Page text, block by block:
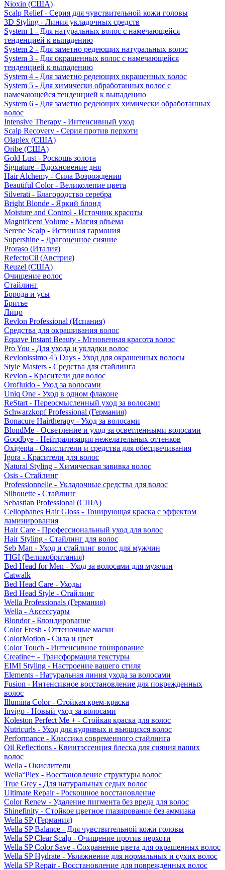
Nioxin (США)
Scalp Relief - Серия для чувствительной кожи головы
3D Styling - Линия укладочных средств
System 1 - Для натуральных волос с намечающейся
тенденцией к выпадению
System 2 - Для заметно редеющих натуральных волос
System 3 - Для окрашенных волос с намечающейся
тенденцией к выпадению
System 4 - Для заметно редеющих окрашенных волос
System 5 - Для химически обработанных волос с
намечающейся тенденцией к выпадению
System 6 - Для заметно редеющих химически обработанных
волос
Intensive Therapy - Интенсивный уход
Scalp Recovery - Серия против перхоти
Olaplex (США)
Oribe (США)
Gold Lust - Роскошь золота
Signature - Вдохновение дня
Hair Alchemy - Сила Возрождения
Beautiful Color - Великолепие цвета
Silverati - Благородство серебра
Bright Blonde - Яркий блонд
Moisture and Control - Источник красоты
Magnificent Volume - Магия объема
Serene Scalp - Истинная гармония
Supershine - Драгоценное сияние
Proraso (Италия)
RefectoCil (Австрия)
Reuzel (США)
Очищение волос
Стайлинг
Борода и усы
Бритье
Лицо
Revlon Professional (Испания)
Средства для окрашивания волос
Equave Instant Beauty - Мгновенная красота волос
Pro You - Для ухода и укладки волос
Revlonissimo 45 Days - Уход для окрашенных волосы
Style Masters - Средства для стайлинга
Revlon - Красители для волос
Orofluido - Уход за волосами
Uniq One - Уход в одном флаконе
ReStart - Переосмысленный уход за волосами
Schwarzkopf Professional (Германия)
Bonacure Hairtherapy - Уход за волосами
BlondMe - Осветление и уход за осветленными волосами
Goodbye - Нейтрализация нежелательных оттенков
Oxigenta - Окислители и средства для обесцвечивания
Igora - Красители для волос
Natural Styling - Химическая завивка волос
Osis - Стайлинг
Professionnelle - Укладочные средства для волос
Silhouette - Стайлинг
Sebastian Professional (США)
Cellophanes Hair Gloss - Тонирующая краска с эффектом
ламинирования
Hair Care - Профессиональный уход для волос
Hair Styling - Стайлинг для волос
Seb Man - Уход и стайлинг волос для мужчин
TIGI (Великобритания)
Bed Head for Men - Уход за волосами для мужчин
Catwalk
Bed Head Care - Уходы
Bed Head Style - Стайлинг
Wella Professionals (Германия)
Wella - Аксессуары
Blondor - Блондирование
Color Fresh - Оттеночные маски
ColorMotion - Сила и цвет
Color Touch - Интенсивное тонирование
Creatine+ - Трансформация текстуры
EIMI Styling - Настроение вашего стиля
Elements - Натуральная линия ухода за волосами
Fusion - Интенсивное восстановление для поврежденных
волос
Illumina Color - Стойкая крем-краска
Invigo - Новый уход за волосами
Koleston Perfect Me + - Стойкая краска для волос
Nutricurls - Уход для кудрявых и вьющихся волос
Performance - Классика современного стайлинга
Oil Reflections - Квинтэссенция блеска для сияния ваших
волос
Wella - Окислители
Wella°Plex - Восстановление структуры волос
True Grey - Для натуральных седых волос
Ultimate Repair - Роскошное восстановление
Color Renew - Удаление пигмента без вреда для волос
Shinefinity - Стойкое цветное глазирование без аммиака
Wella SP (Германия)
Wella SP Balance - Для чувствительной кожи головы
Wella SP Clear Scalp - Очищение против перхоти
Wella SP Color Save - Сохранение цвета для окрашенных волос
Wella SP Hydrate - Увлажнение для нормальных и сухих волос
Wella SP Repair - Восстановление для поврежденных волос